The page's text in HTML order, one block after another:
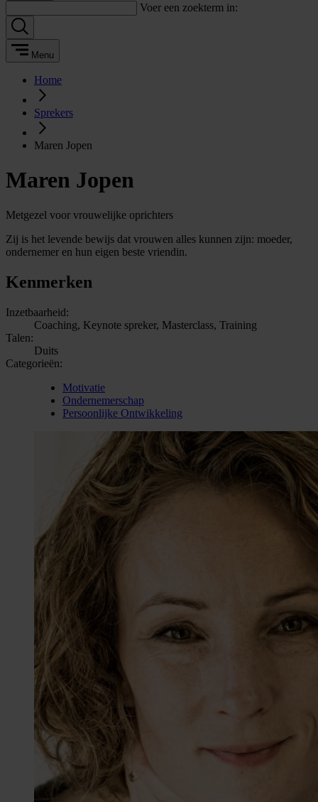
Voer een zoekterm in:
Menu
Home
Sprekers
Maren Jopen
Maren Jopen
Metgezel voor vrouwelijke oprichters
Zij is het levende bewijs dat vrouwen alles kunnen zijn: moeder,
ondernemer en hun eigen beste vriendin.
Kenmerken
Inzetbaarheid:
Coaching, Keynote spreker, Masterclass, Training
Talen:
Duits
Categorieën:
Motivatie
Ondernemerschap
Persoonlijke Ontwikkeling